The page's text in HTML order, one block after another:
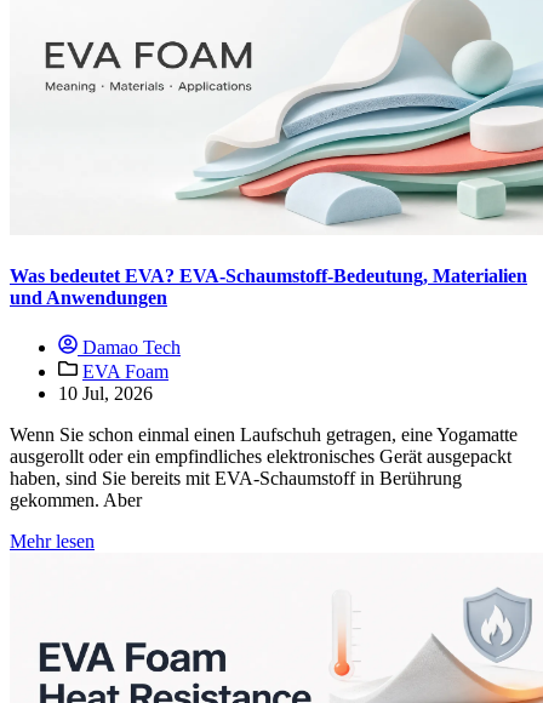
Was bedeutet EVA? EVA-Schaumstoff-Bedeutung, Materialien
und Anwendungen
Damao Tech
EVA Foam
10 Jul, 2026
Wenn Sie schon einmal einen Laufschuh getragen, eine Yogamatte
ausgerollt oder ein empfindliches elektronisches Gerät ausgepackt
haben, sind Sie bereits mit EVA-Schaumstoff in Berührung
gekommen. Aber
Mehr lesen